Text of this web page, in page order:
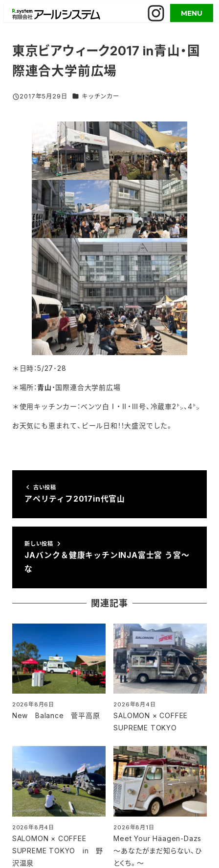
MENU
東京ビアウィーク2017 in青山・国
際連合大学前広場
投稿日
2017年5月29日 グルメイベント／活用事例 カテゴリー
キッチンカー
＊日時：5/27･28
＊場所：青山 ・国際連合大学前広場
＊使用キッチンカー：ベンツ白Ⅰ・Ⅱ・Ⅲ号、冷蔵車2㌧、4㌧
お天気にも恵まれて、ビール日和！！大盛況でした。
古い投稿
アペリティフ2017in代官山
新しい投稿
JAバンク＆健康キッチンINJA富士宮 う宮～
な
関連記事
New Balance 菅平高原
投稿日
2026年8月6日
SALOMON × COFFEE
SUPREME TOKYO
投稿日
2026年8月4日
SALOMON × COFFEE
SUPREME TOKYO in 野
沢温泉
投稿日
2026年8月4日
Meet Your Häagen-Dazs
～あなたがまだ知らない、ひ
とくち。～
投稿日
2026年8月1日